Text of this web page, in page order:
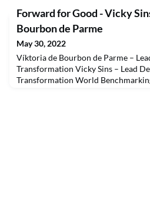
Nyenrodianen die in Oekraïne
via hen direct een steentje kunnen
Forward for Good - Vicky
Bourbon de Parme
May 30, 2022
Víktoria de Bourbon de Parme –
Transformation Vicky Sins – Lead
Transformation World